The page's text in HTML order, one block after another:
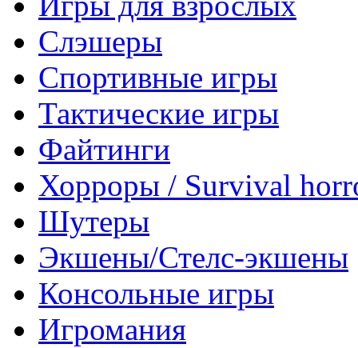
Слэшеры
Спортивные игры
Тактические игры
Файтинги
Хорроры / Survival
Шутеры
Экшены/Стелс-экшены
Консольные игры
Игромания